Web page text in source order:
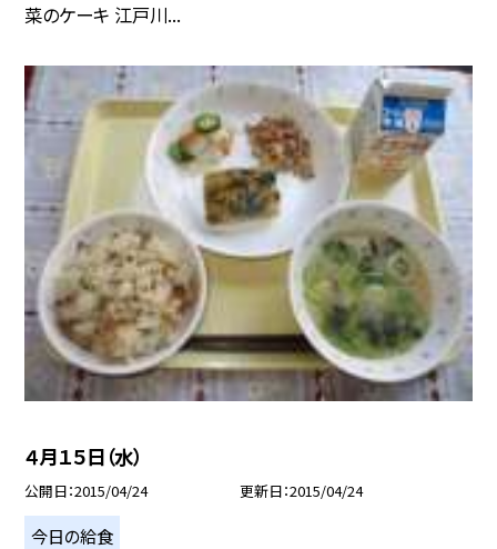
菜のケーキ 江戸川...
４月１５日（水）
公開日 2015/04/24 更新日 2015/04/24
今日の給食